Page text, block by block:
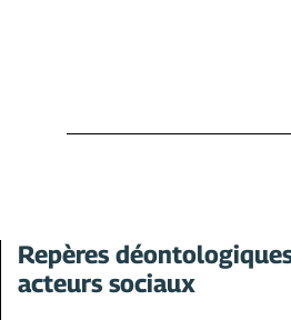
Repères
acteurs sociaux